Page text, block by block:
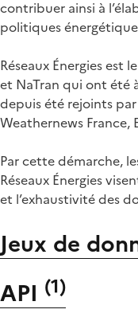
contribuer ainsi à
politiques
Réseaux Énergies est
et NaTran qui ont été
depuis été rejoints
Weathernews France,
Par cette démarche,
Réseaux Énergies
et l’exhaustivité des
Jeux de
API (1)